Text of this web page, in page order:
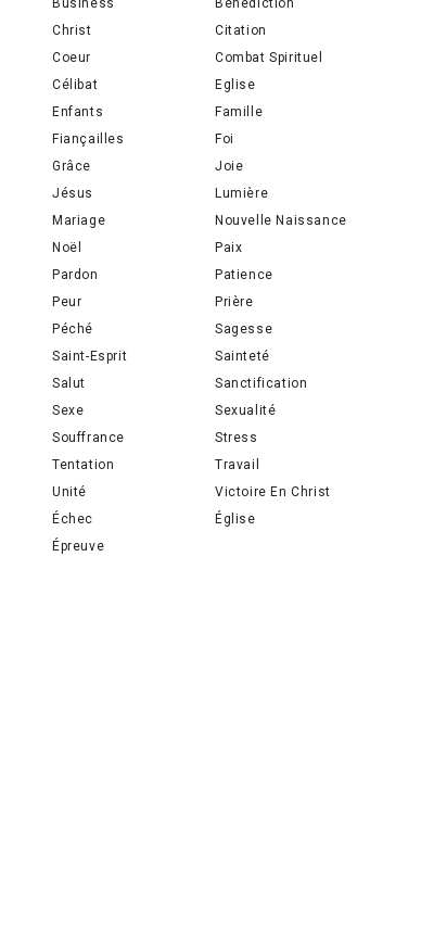
Business
Bénédiction
Christ
Citation
Coeur
Combat Spirituel
Célibat
Eglise
Enfants
Famille
Fiançailles
Foi
Grâce
Joie
Jésus
Lumière
Mariage
Nouvelle Naissance
Noël
Paix
Pardon
Patience
Peur
Prière
Péché
Sagesse
Saint-Esprit
Sainteté
Salut
Sanctification
Sexe
Sexualité
Souffrance
Stress
Tentation
Travail
Unité
Victoire En Christ
Échec
Église
Épreuve